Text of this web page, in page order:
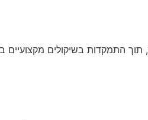
התמקדות בשיקולים מקצועיים